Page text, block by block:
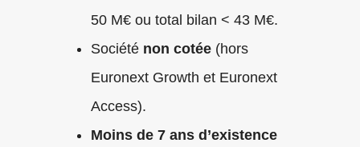
50 M€ ou total bilan < 43 M€.
Société non cotée(hors
Euronext Growth et Euronext
Access).
Moins de 7 ans d’existence